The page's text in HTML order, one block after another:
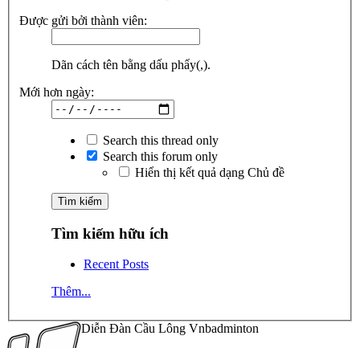
Được gửi bởi thành viên:
Dãn cách tên bằng dấu phẩy(,).
Mới hơn ngày:
Search this thread only
Search this forum only
Hiển thị kết quả dạng Chủ đề
Tìm kiếm hữu ích
Recent Posts
Thêm...
Diễn Đàn Cầu Lông Vnbadminton